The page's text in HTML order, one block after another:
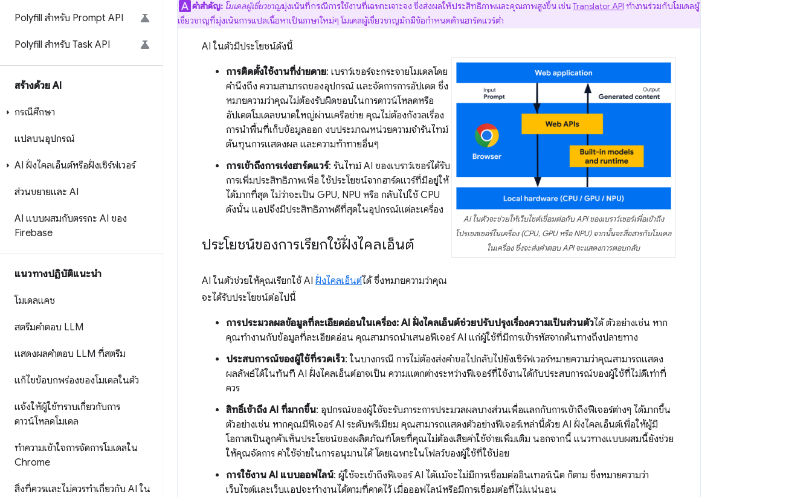
Polyfill สำหรับ Prompt API
Polyfill สำหรับ Task API
สร้างด้วย AI
กรณีศึกษา
แปลบนอุปกรณ์
AI ฝั่งไคลเอ็นต์หรือฝั่งเซิร์ฟเวอร์
ส่วนขยายและ AI
AI แบบผสมกับตรรกะ AI ของ
Firebase
แนวทางปฏิบัติแนะนำ
โมเดลแคช
สตรีมคำตอบ LLM
แสดงผลคำตอบ LLM ที่สตรีม
แก้ไขข้อบกพร่องของโมเดลในตัว
แจ้งให้ผู้ใช้ทราบเกี่ยวกับการ
ดาวน์โหลดโมเดล
ทำความเข้าใจการจัดการโมเดลใน
Chrome
สิ่งที่ควรและไม่ควรทำเกี่ยวกับ AI ใน
คำสำคัญ: โมเดลผู้เชี่ยวชาญมุ่งเน้นที่กรณีการใช้งานที่เฉพาะเจาะจง ซึ่งส่งผลให้ประสิทธิภาพและคุณภาพสูงขึ้น เช่นTranslator API ทํางานร่วมกับโมเดลผู้
เชี่ยวชาญที่มุ่งเน้นการแปลเนื้อหาเป็นภาษาใหม่ๆ โมเดลผู้เชี่ยวชาญมักมีข้อกำหนดด้านฮาร์ดแวร์ต่ำ
AI ในตัวจะช่วยให้เว็บไซต์เชื่อมต่อกับ API ของเบราว์เซอร์เพื่อเข้าถึง
โปรเซสเซอร์ในเครื่อง (CPU, GPU หรือ NPU) จากนั้นจะสื่อสารกับโมเดล
ในเครื่อง ซึ่งจะส่งคำตอบ API จะแสดงการตอบกลับ
AI ในตัวมีประโยชน์ดังนี้
การติดตั้งใช้งานที่ง่ายดาย: เบราว์เซอร์จะกระจายโมเดลโดย
คำนึงถึง ความสามารถของอุปกรณ์ และจัดการการอัปเดต ซึ่ง
หมายความว่าคุณไม่ต้องรับผิดชอบในการดาวน์โหลดหรือ
อัปเดตโมเดลขนาดใหญ่ผ่านเครือข่าย คุณไม่ต้องกังวลเรื่อง
การนำพื้นที่เก็บข้อมูลออก งบประมาณหน่วยความจำรันไทม์
ต้นทุนการแสดงผล และความท้าทายอื่นๆ
การเข้าถึงการเร่งฮาร์ดแวร์: รันไทม์ AI ของเบราว์เซอร์ได้รับ
การเพิ่มประสิทธิภาพเพื่อ ใช้ประโยชน์จากฮาร์ดแวร์ที่มีอยู่ให้
ได้มากที่สุด ไม่ว่าจะเป็น GPU, NPU หรือ กลับไปใช้ CPU
ดังนั้น แอปจึงมีประสิทธิภาพดีที่สุดในอุปกรณ์แต่ละเครื่อง
ประโยชน์ของการเรียกใช้ฝั่งไคลเอ็นต์
AI ในตัวช่วยให้คุณเรียกใช้ AI ฝั่งไคลเอ็นต์ได้ ซึ่งหมายความว่าคุณ
จะได้รับประโยชน์ต่อไปนี้
การประมวลผลข้อมูลที่ละเอียดอ่อนในเครื่อง: AI ฝั่งไคลเอ็นต์ช่วยปรับปรุงเรื่องความเป็นส่วนตัวได้ ตัวอย่างเช่น หาก
คุณทำงานกับข้อมูลที่ละเอียดอ่อน คุณสามารถนำเสนอฟีเจอร์ AI แก่ผู้ใช้ที่มีการเข้ารหัสจากต้นทางถึงปลายทาง
ประสบการณ์ของผู้ใช้ที่รวดเร็ว: ในบางกรณี การไม่ต้องส่งคำขอไปกลับไปยังเซิร์ฟเวอร์หมายความว่าคุณสามารถแสดง
ผลลัพธ์ได้ในทันที AI ฝั่งไคลเอ็นต์อาจเป็น ความแตกต่างระหว่างฟีเจอร์ที่ใช้งานได้กับประสบการณ์ของผู้ใช้ที่ไม่ดีเท่าที่
ควร
สิทธิ์เข้าถึง AI ที่มากขึ้น: อุปกรณ์ของผู้ใช้จะรับภาระการประมวลผลบางส่วนเพื่อแลกกับการเข้าถึงฟีเจอร์ต่างๆ ได้มากขึ้น
ตัวอย่างเช่น หากคุณมีฟีเจอร์ AI ระดับพรีเมียม คุณสามารถแสดงตัวอย่างฟีเจอร์เหล่านี้ด้วย AI ฝั่งไคลเอ็นต์เพื่อให้ผู้มี
โอกาสเป็นลูกค้าเห็นประโยชน์ของผลิตภัณฑ์โดยที่คุณไม่ต้องเสียค่าใช้จ่ายเพิ่มเติม นอกจากนี้ แนวทางแบบผสมนี้ยังช่วย
ให้คุณจัดการ ค่าใช้จ่ายในการอนุมานได้ โดยเฉพาะในโฟลว์ของผู้ใช้ที่ใช้บ่อย
การใช้งาน AI แบบออฟไลน์: ผู้ใช้จะเข้าถึงฟีเจอร์ AI ได้แม้จะไม่มีการเชื่อมต่ออินเทอร์เน็ต ก็ตาม ซึ่งหมายความว่า
เว็บไซต์และเว็บแอปจะทำงานได้ตามที่คาดไว้ เมื่อออฟไลน์หรือมีการเชื่อมต่อที่ไม่แน่นอน